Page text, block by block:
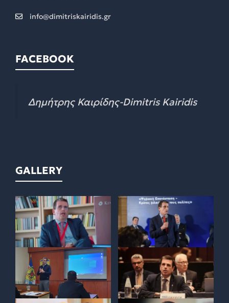
info@dimitriskairidis.gr
FACEBOOK
Δημήτρης Καιρίδης-Dimitris Kairidis
GALLERY